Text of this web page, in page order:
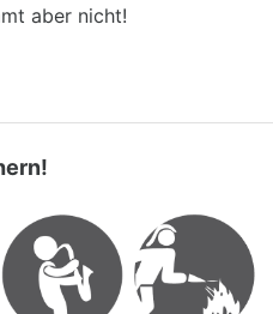
aber nicht!